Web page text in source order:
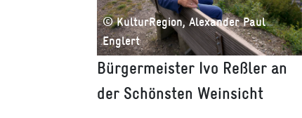
© KulturRegion, Alexander Paul
Englert
Bürgermeister Ivo Reßler an
der Schönsten Weinsicht